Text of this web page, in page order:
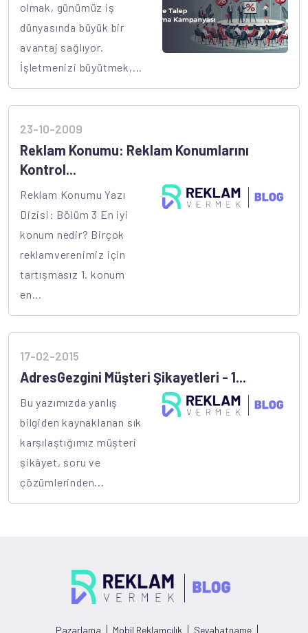
olmak, günümüz iş
dünyasında büyük bir
avantaj sağlıyor.
İşletmenizi büyütmek,...
23-10-2009
Reklam Konumu: Reklam Konumlarını
Kontrol...
Reklam Konumu Yazı
Dizisi: Bölüm 3 En iyi
konum nedir? Birçok
reklamverenimiz için
tartışmasız 1. konum
en...
17-02-2015
AdresGezgini Müşteri Şikayetleri - 1...
Bu yazımızda yanlış
bilgiden kaynaklanan sık
karşılaştığımız müşteri
şikâyet, soru ve
çözümlerinden...
Pazarlama Mobil Reklamcılık Seyahatname